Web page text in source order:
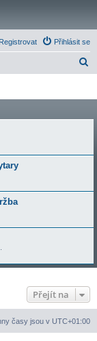
Přihlásit se
Registrovat
Přejít na
časy jsou v UTC+01:00